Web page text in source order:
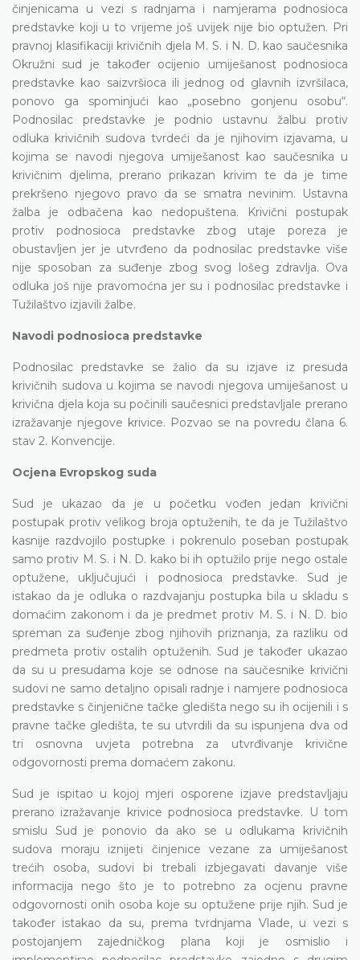
činjenicama u vezi s radnjama i namjerama podnosioca
predstavke koji u to vrijeme još uvijek nije bio optužen. Pri
pravnoj klasifikaciji krivičnih djela M. S. i N. D. kao saučesnika
Okružni sud je također ocijenio umiješanost podnosioca
predstavke kao saizvršioca ili jednog od glavnih izvršilaca,
ponovo ga spominjući kao „posebno gonjenu osobu“.
Podnosilac predstavke je podnio ustavnu žalbu protiv
odluka krivičnih sudova tvrdeći da je njihovim izjavama, u
kojima se navodi njegova umiješanost kao saučesnika u
krivičnim djelima, prerano prikazan krivim te da je time
prekršeno njegovo pravo da se smatra nevinim. Ustavna
žalba je odbačena kao nedopuštena. Krivični postupak
protiv podnosioca predstavke zbog utaje poreza je
obustavljen jer je utvrđeno da podnosilac predstavke više
nije sposoban za suđenje zbog svog lošeg zdravlja. Ova
odluka još nije pravomoćna jer su i podnosilac predstavke i
Tužilaštvo izjavili žalbe.
Navodi podnosioca predstavke
Podnosilac predstavke se žalio da su izjave iz presuda
krivičnih sudova u kojima se navodi njegova umiješanost u
krivična djela koja su počinili saučesnici predstavljale prerano
izražavanje njegove krivice. Pozvao se na povredu člana 6.
stav 2. Konvencije.
Ocjena Evropskog suda
Sud je ukazao da je u početku vođen jedan krivični
postupak protiv velikog broja optuženih, te da je Tužilaštvo
kasnije razdvojilo postupke i pokrenulo poseban postupak
samo protiv M. S. i N. D. kako bi ih optužilo prije nego ostale
optužene, uključujući i podnosioca predstavke. Sud je
istakao da je odluka o razdvajanju postupka bila u skladu s
domaćim zakonom i da je predmet protiv M. S. i N. D. bio
spreman za suđenje zbog njihovih priznanja, za razliku od
predmeta protiv ostalih optuženih. Sud je također ukazao
da su u presudama koje se odnose na saučesnike krivični
sudovi ne samo detaljno opisali radnje i namjere podnosioca
predstavke s činjenične tačke gledišta nego su ih ocijenili i s
pravne tačke gledišta, te su utvrdili da su ispunjena dva od
tri osnovna uvjeta potrebna za utvrđivanje krivične
odgovornosti prema domaćem zakonu.
Sud je ispitao u kojoj mjeri osporene izjave predstavljaju
prerano izražavanje krivice podnosioca predstavke. U tom
smislu Sud je ponovio da ako se u odlukama krivičnih
sudova moraju iznijeti činjenice vezane za umiješanost
trećih osoba, sudovi bi trebali izbjegavati davanje više
informacija nego što je to potrebno za ocjenu pravne
odgovornosti onih osoba koje su optužene prije njih. Sud je
također istakao da su, prema tvrdnjama Vlade, u vezi s
postojanjem zajedničkog plana koji je osmislio i